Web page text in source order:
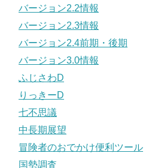
バージョン2.2情報
バージョン2.3情報
バージョン2.4前期・後期
バージョン3.0情報
ふじさわD
りっきーD
七不思議
中長期展望
冒険者のおでかけ便利ツール
国勢調査